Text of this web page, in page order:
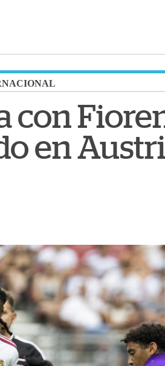
con
en